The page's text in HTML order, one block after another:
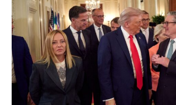
1-YEAR
/ year
Pay now and you get access to exclusive
articles for a whole year.